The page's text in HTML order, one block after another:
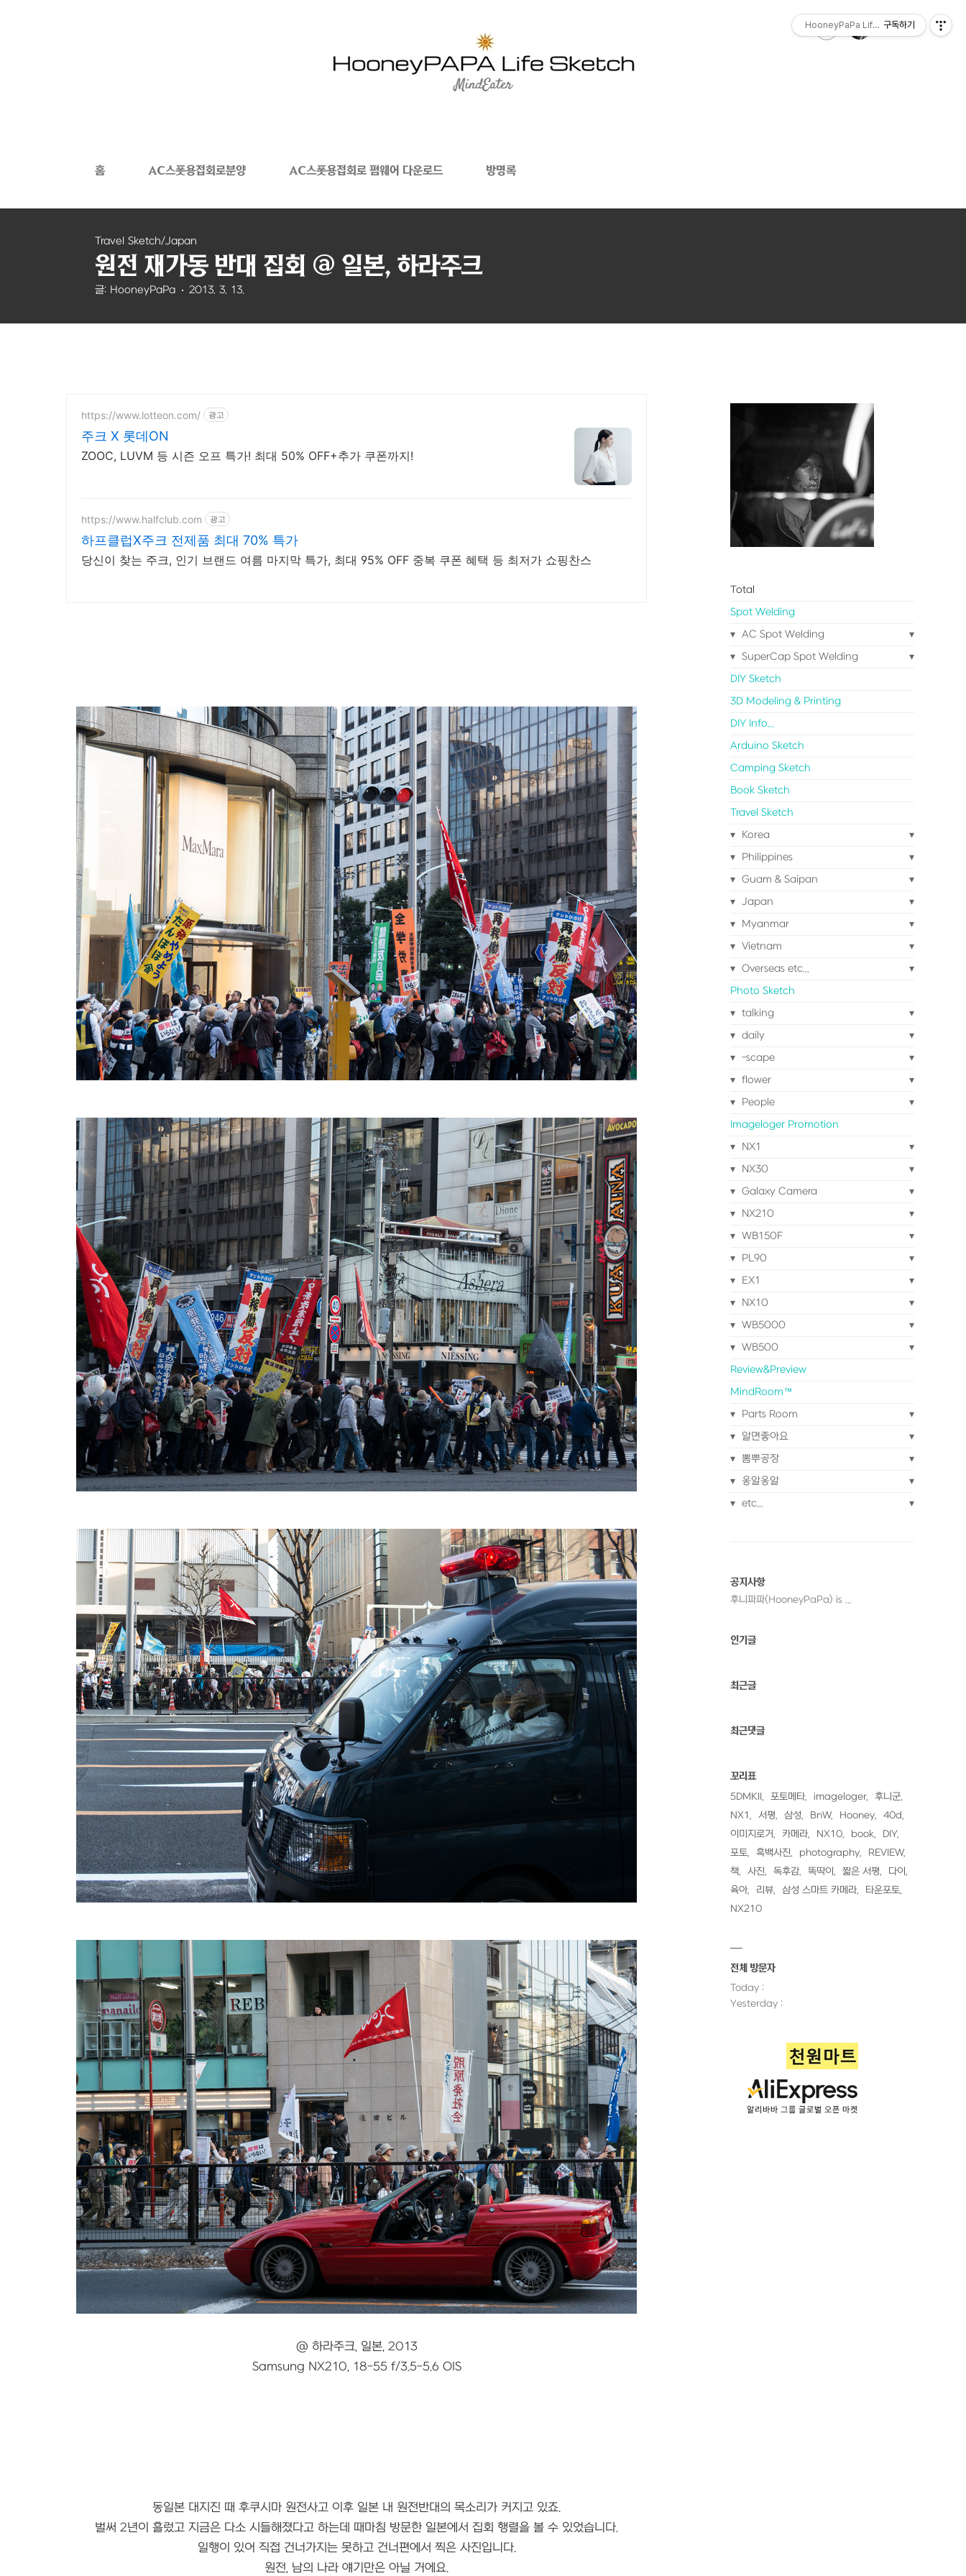
홈 AC스폿용접회로분양 AC스폿용접회로 펌웨어 다운로드 방명록
Travel Sketch/Japan
원전 재가동 반대 집회 @ 일본, 하라주크
글: HooneyPaPa 2013. 3. 13.
https://www.lotteon.com/ 광고
주크 X 롯데ON
ZOOC, LUVM 등 시즌 오프 특가! 최대 50% OFF+추가 쿠폰까지!
https://www.halfclub.com 광고
하프클럽X주크 전제품 최대 70% 특가
당신이 찾는 주크, 인기 브랜드 여름 마지막 특가, 최대 95% OFF 중복 쿠폰 혜택 등 최저가 쇼핑찬스
@ 하라주크, 일본, 2013
Samsung NX210, 18-55 f/3.5-5.6 OIS
동일본 대지진 때 후쿠시마 원전사고 이후 일본 내 원전반대의 목소리가 커지고 있죠.
벌써 2년이 흘렀고 지금은 다소 시들해졌다고 하는데 때마침 방문한 일본에서 집회 행렬을 볼 수 있었습니다.
일행이 있어 직접 건너가지는 못하고 건너편에서 찍은 사진입니다.
원전, 남의 나라 얘기만은 아닐 거에요.
Total
Spot Welding
AC Spot Welding
SuperCap Spot Welding
DIY Sketch
3D Modeling & Printing
DIY Info...
Arduino Sketch
Camping Sketch
Book Sketch
Travel Sketch
Korea
Philippines
Guam & Saipan
Japan
Myanmar
Vietnam
Overseas etc...
Photo Sketch
talking
daily
-scape
flower
People
Imageloger Promotion
NX1
NX30
Galaxy Camera
NX210
WB150F
PL90
EX1
NX10
WB5000
WB500
Review&Preview
MindRoom™
Parts Room
알면좋아요
뽐뿌공장
옹알옹알
etc...
공지사항
후니파파(HooneyPaPa) is ...
인기글
최근글
최근댓글
꼬리표
5DMKII 포토메타 imageloger
후니군
NX1
서평 삼성 BnW Hooney
40d
이미지로거
카메라 NX10 book
DIY
포토
흑백사진 photography
REVIEW
책
사진 독후감 똑딱이 짧은 서평
다이
육아
리뷰 삼성 스마트 카메라
타운포토
NX210
전체 방문자
Today :
Yesterday :
HooneyPaPa Life Sketch
구독하기